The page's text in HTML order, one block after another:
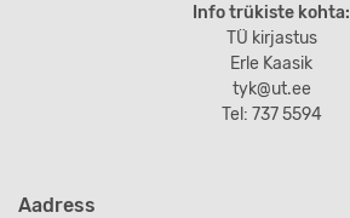
Info trükiste kohta:
TÜ kirjastus
Erle Kaasik
tyk@ut.ee
Tel: 737 5594
Aadress